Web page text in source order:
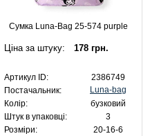
Сумка Luna-Bag 25-574 purple
Ціна за штуку: 178 грн.
Артикул ID:
2386749
Постачальник:
Luna-bag
Колір:
бузковий
Штук в упаковці:
3
Розміри:
20-16-6